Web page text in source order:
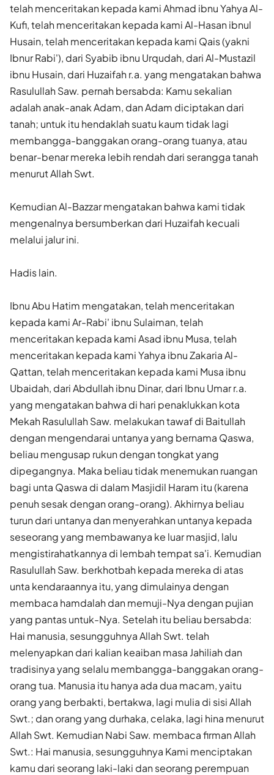
telah menceritakan kepada kami Ahmad ibnu Yahya Al-
Kufi, telah menceritakan kepada kami Al-Hasan ibnul
Husain, telah menceritakan kepada kami Qais (yakni
Ibnur Rabi'), dari Syabib ibnu Urqudah, dari Al-Mustazil
ibnu Husain, dari Huzaifah r.a. yang mengatakan bahwa
Rasulullah Saw. pernah bersabda: Kamu sekalian
adalah anak-anak Adam, dan Adam diciptakan dari
tanah; untuk itu hendaklah suatu kaum tidak lagi
membangga-banggakan orang-orang tuanya, atau
benar-benar mereka lebih rendah dari serangga tanah
menurut Allah Swt.
Kemudian Al-Bazzar mengatakan bahwa kami tidak
mengenalnya bersumberkan dari Huzaifah kecuali
melalui jalur ini.
Hadis lain.
Ibnu Abu Hatim mengatakan, telah menceritakan
kepada kami Ar-Rabi' ibnu Sulaiman, telah
menceritakan kepada kami Asad ibnu Musa, telah
menceritakan kepada kami Yahya ibnu Zakaria Al-
Qattan, telah menceritakan kepada kami Musa ibnu
Ubaidah, dari Abdullah ibnu Dinar, dari Ibnu Umar r.a.
yang mengatakan bahwa di hari penaklukkan kota
Mekah Rasulullah Saw. melakukan tawaf di Baitullah
dengan mengendarai untanya yang bernama Qaswa,
beliau mengusap rukun dengan tongkat yang
dipegangnya. Maka beliau tidak menemukan ruangan
bagi unta Qaswa di dalam Masjidil Haram itu (karena
penuh sesak dengan orang-orang). Akhirnya beliau
turun dari untanya dan menyerahkan untanya kepada
seseorang yang membawanya ke luar masjid, lalu
mengistirahatkannya di lembah tempat sa'i. Kemudian
Rasulullah Saw. berkhotbah kepada mereka di atas
unta kendaraannya itu, yang dimulainya dengan
membaca hamdalah dan memuji-Nya dengan pujian
yang pantas untuk-Nya. Setelah itu beliau bersabda:
Hai manusia, sesungguhnya Allah Swt. telah
melenyapkan dari kalian keaiban masa Jahiliah dan
tradisinya yang selalu membangga-banggakan orang-
orang tua. Manusia itu hanya ada dua macam, yaitu
orang yang berbakti, bertakwa, lagi mulia di sisi Allah
Swt.; dan orang yang durhaka, celaka, lagi hina menurut
Allah Swt. Kemudian Nabi Saw. membaca firman Allah
Swt.: Hai manusia, sesungguhnya Kami menciptakan
kamu dari seorang laki-laki dan seorang perempuan